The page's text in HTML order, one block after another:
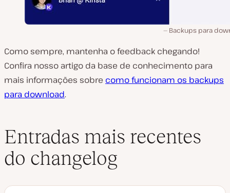
Backups para
Como sempre, mantenha o feedback chegando!
Confira nosso artigo da base de conhecimento para
mais informações sobre como funcionam os backups
para download.
Entradas mais recentes
do changelog